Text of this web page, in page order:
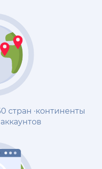
стран ·континенты